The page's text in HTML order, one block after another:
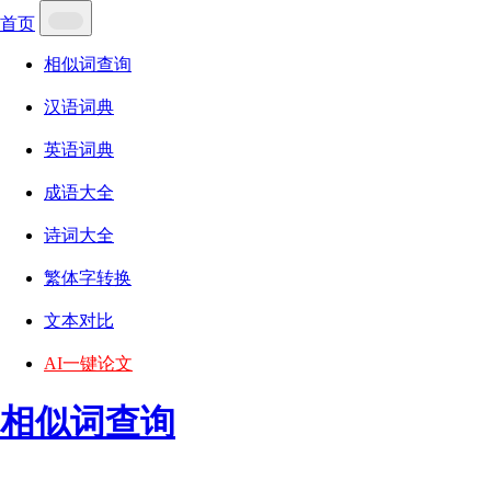
首页
相似词查询
汉语词典
英语词典
成语大全
诗词大全
繁体字转换
文本对比
AI一键论文
相似词查询